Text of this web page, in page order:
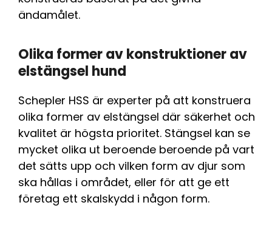
ändamålet.
Olika former av konstruktioner av
elstängsel hund
Schepler HSS är experter på att konstruera
olika former av elstängsel där säkerhet och
kvalitet är högsta prioritet. Stängsel kan se
mycket olika ut beroende beroende på vart
det sätts upp och vilken form av djur som
ska hållas i området, eller för att ge ett
företag ett skalskydd i någon form.